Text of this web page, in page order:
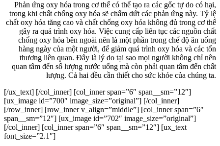
Phản ứng oxy hóa trong cơ thể có thể tạo ra các gốc tự do có hại,
trong khi chất chống oxy hóa sẽ chấm dứt các phản ứng này. Tỷ lệ
chất oxy hóa tăng cao và chất chống oxy hóa không đủ trong cơ thể
gây ra quá trình oxy hóa. Việc cung cấp liên tục các nguồn chất
chống oxy hóa bên ngoài nên là một phần trong chế độ ăn uống
hàng ngày của một người, để giảm quá trình oxy hóa và các tổn
thương liên quan. Đây là lý do tại sao mọi người không chỉ nên
quan tâm đến số lượng nước uống mà còn phải quan tâm đến chất
lượng. Cả hai đều cần thiết cho sức khỏe của chúng ta.
[/ux_text] [/col_inner] [col_inner span=”6″ span__sm=”12″]
[ux_image id=”700″ image_size=”original”] [/col_inner]
[/row_inner] [row_inner v_align=”middle”] [col_inner span=”6″
span__sm=”12″] [ux_image id=”702″ image_size=”original”]
[/col_inner] [col_inner span=”6″ span__sm=”12″] [ux_text
font_size=”2.1″]